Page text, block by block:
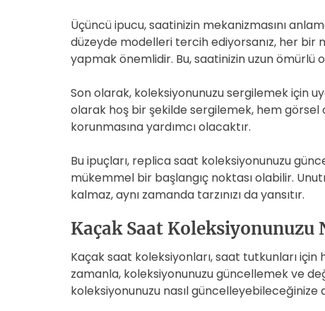
Üçüncü ipucu, saatinizin mekanizmasını
düzeyde modelleri tercih ediyorsanız, her bir
yapmak önemlidir. Bu, saatinizin uzun ömürlü
Son olarak, koleksiyonunuzu sergilemek için
olarak hoş bir şekilde sergilemek, hem
korunmasına yardımcı olacaktır.
Bu ipuçları, replica saat koleksiyonunuzu
mükemmel bir başlangıç ​​noktası olabilir.
kalmaz, aynı zamanda tarzınızı da yansıtır.
Kaçak Saat Koleksiyonunuzu
Kaçak saat koleksiyonları, saat tutkunları
zamanla, koleksiyonunuzu güncellemek ve
koleksiyonunuzu nasıl güncelleyebileceğinize